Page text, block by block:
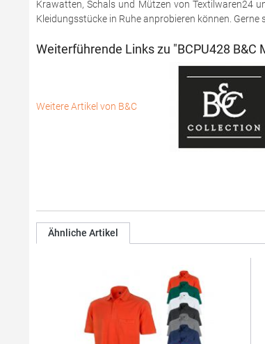
Krawatten, Schals und Mützen von Textilwaren24
Kleidungsstücke in Ruhe anprobieren können.
Weiterführende Links zu "BCPU428 B&C
Weitere Artikel von B&C
Ähnliche Artikel